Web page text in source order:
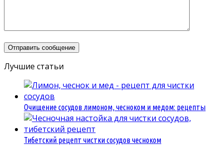
Лучшие статьи
Очищение сосудов лимоном, чесноком и медом: рецепты
Тибетский рецепт чистки сосудов чесноком